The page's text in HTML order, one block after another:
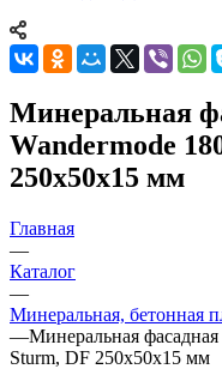
Минеральная
Wandermode
250х50х15 мм
Главная
—
Каталог
—
Минеральная, бетонная
—Минеральная
Sturm, DF 250х50х15 мм